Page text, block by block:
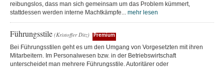
reibungslos, dass man sich gemeinsam um das Problem kümmert,
stattdessen werden interne Machtkämpfe... mehr lesen
Führungsstile (Kristoffer Ditz) Premium
Bei Führungsstilen geht es um den Umgang von Vorgesetzten mit ihren
Mitarbeitern. Im Personalwesen bzw. in der Betriebswirtschaft
unterscheidet man mehrere Führungsstile. Autoritärer oder